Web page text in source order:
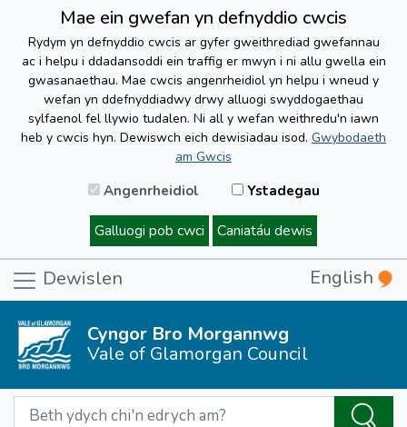
Mae ein gwefan yn defnyddio cwcis
Rydym yn defnyddio cwcis ar gyfer gweithrediad gwefannau
ac i helpu i ddadansoddi ein traffig er mwyn i ni allu gwella ein
gwasanaethau. Mae cwcis angenrheidiol yn helpu i wneud y
wefan yn ddefnyddiadwy drwy alluogi swyddogaethau
sylfaenol fel llywio tudalen. Ni all y wefan weithredu'n iawn
heb y cwcis hyn. Dewiswch eich dewisiadau isod. Gwybodaeth
am Gwcis
Angenrheidiol Ystadegau
Galluogi pob cwci Caniatáu dewis
Dewislen English
Cyngor Bro Morgannwg
Vale of Glamorgan Council